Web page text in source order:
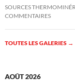
SOURCES
COMMENTAIRES
TOUTES LES GALERIES →
AOÛT 2026